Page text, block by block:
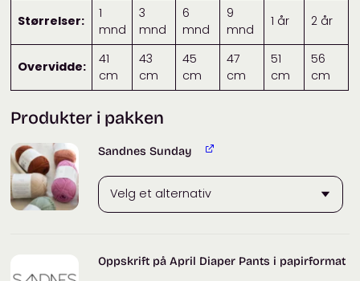
Størrelser:
1
mnd
3
mnd
6
mnd
9
mnd
1 år 2 år
Overvidde:
41
cm
43
cm
45
cm
47
cm
51
cm
56
cm
Produkter i pakken
Sandnes Sunday
Oppskrift på April Diaper Pants i papirformat